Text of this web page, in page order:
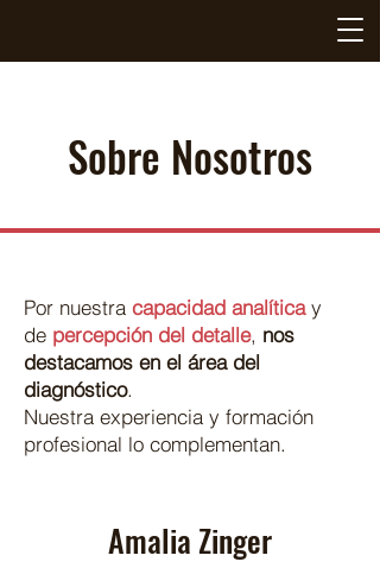
Sobre Nosotros
Por nuestra capacidad analíticay
de percepción del detalle, nos
destacamos en el área del
diagnóstico.
Nuestra experiencia y formación
profesional lo complementan.
Amalia Zinger